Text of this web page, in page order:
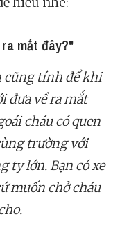
mắt đây?"
cũng tính để khi
đưa về ra mắt
cháu có quen
trường với
ty lớn. Bạn có xe
muốn chở cháu